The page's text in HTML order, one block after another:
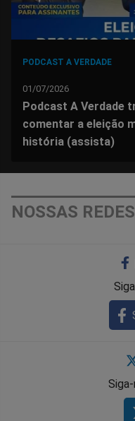
PODCAST A VERDADE
01/07/2026
Podcast A Verdade
comentar a eleição
história (assista)
NOSSAS